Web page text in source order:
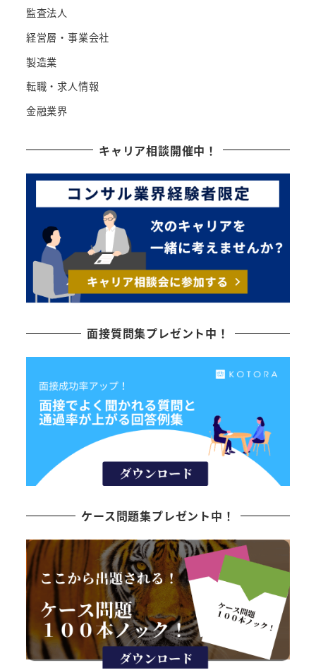
監査法人
経営層・事業会社
製造業
転職・求人情報
金融業界
キャリア相談開催中！
面接質問集プレゼント中！
ケース問題集プレゼント中！